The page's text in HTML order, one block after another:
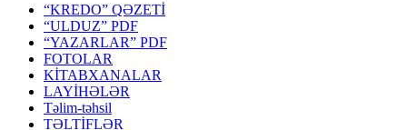
“KREDO” QƏZETİ
“ULDUZ” PDF
“YAZARLAR” PDF
FOTOLAR
KİTABXANALAR
LAYİHƏLƏR
Təlim-təhsil
TƏLTİFLƏR